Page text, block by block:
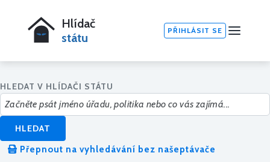
Hlídač
státu
PŘIHLÁSIT SE
HLEDAT V HLÍDAČI STÁTU
HLEDAT
Přepnout na vyhledávání bez našeptávače